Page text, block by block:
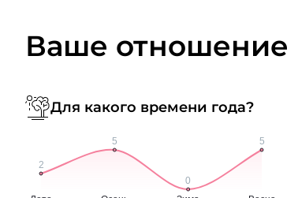
Ваше отношение
Для какого времени года?